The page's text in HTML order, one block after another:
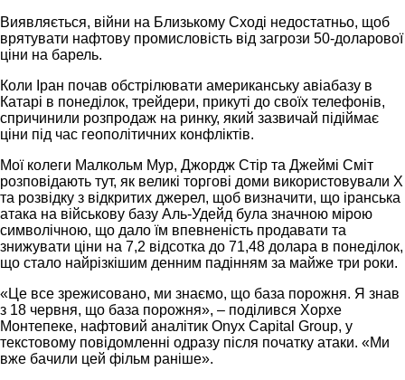
Виявляється, війни на Близькому Сході недостатньо, щоб
врятувати нафтову промисловість від загрози 50-доларової
ціни на барель.
Коли Іран почав обстрілювати американську авіабазу в
Катарі в понеділок, трейдери, прикуті до своїх телефонів,
спричинили розпродаж на ринку, який зазвичай підіймає
ціни під час геополітичних конфліктів.
Мої колеги Малкольм Мур, Джордж Стір та Джеймі Сміт
розповідають тут, як великі торгові доми використовували X
та розвідку з відкритих джерел, щоб визначити, що іранська
атака на військову базу Аль-Удейд була значною мірою
символічною, що дало їм впевненість продавати та
знижувати ціни на 7,2 відсотка до 71,48 долара в понеділок,
що стало найрізкішим денним падінням за майже три роки.
«Це все зрежисовано, ми знаємо, що база порожня. Я знав
з 18 червня, що база порожня», – поділився Хорхе
Монтепеке, нафтовий аналітик Onyx Capital Group, у
текстовому повідомленні одразу після початку атаки. «Ми
вже бачили цей фільм раніше».